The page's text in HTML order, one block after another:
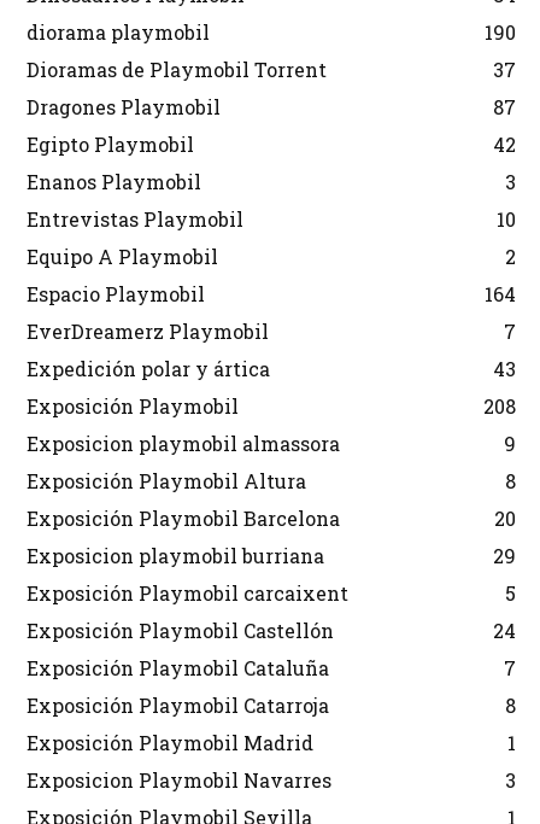
diorama playmobil
190
Dioramas de Playmobil Torrent
37
Dragones Playmobil
87
Egipto Playmobil
42
Enanos Playmobil
3
Entrevistas Playmobil
10
Equipo A Playmobil
2
Espacio Playmobil
164
EverDreamerz Playmobil
7
Expedición polar y ártica
43
Exposición Playmobil
208
Exposicion playmobil almassora
9
Exposición Playmobil Altura
8
Exposición Playmobil Barcelona
20
Exposicion playmobil burriana
29
Exposición Playmobil carcaixent
5
Exposición Playmobil Castellón
24
Exposición Playmobil Cataluña
7
Exposición Playmobil Catarroja
8
Exposición Playmobil Madrid
1
Exposicion Playmobil Navarres
3
Exposición Playmobil Sevilla
1